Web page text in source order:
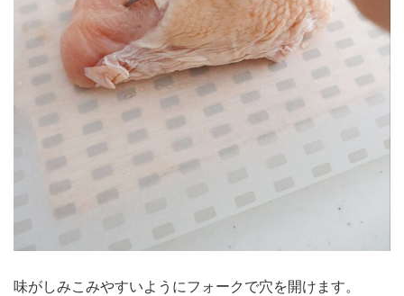
味がしみこみやすいようにフォークで穴を開けます。